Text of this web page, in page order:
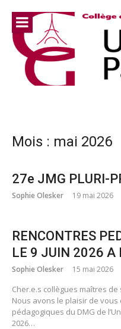
contenu
Mois : mai 2026
27e JMG PLURI-
Sophie Olesker 19 mai 2026
RENCONTRES
LE 9 JUIN 2026 A
Sophie Olesker 15 mai 2026
Cher.e.s collègues maîtres
Nous avons le plaisir de
pédagogiques du DMG de
2026…